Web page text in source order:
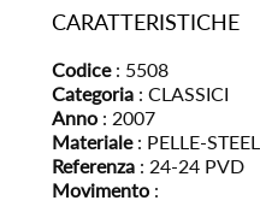
CARATTERISTICHE
Codice: 5508
Categoria: CLASSICI
Anno: 2007
Materiale: PELLE-STEEL
Referenza: 24-24 PVD
Movimento: